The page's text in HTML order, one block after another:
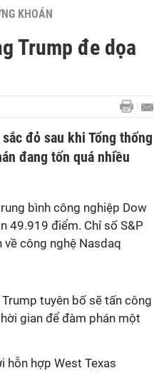
KHOÁN
Trump đe dọa
đỏ sau khi Tổng thống
đang tốn quá nhiều
bình công nghiệp Dow
49.919 điểm. Chỉ số S&P
công nghệ Nasdaq
tuyên bố sẽ tấn công
gian để đàm phán một
hỗn hợp West Texas